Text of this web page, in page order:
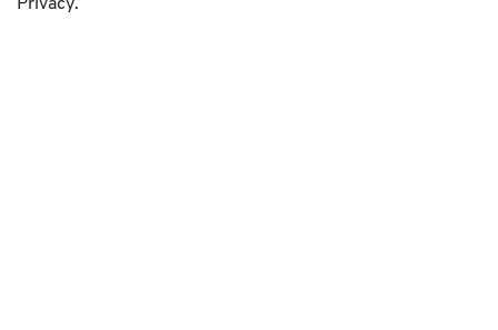
Privacy.